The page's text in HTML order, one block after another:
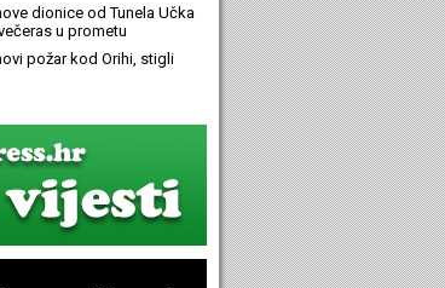
dionice od Tunela Učka
u prometu
požar kod Orihi, stigli